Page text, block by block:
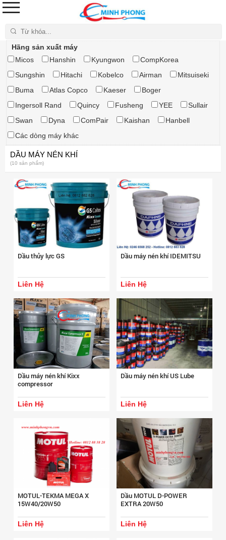
Tìm kiếm
Hãng sản xuất máy
Micos
Hanshin Kyungwon
CompKorea
Sungshin
Hitachi Kobelco Airman
Mitsuiseki
Buma
Atlas Copco Kaeser
Boger
Ingersoll Rand
Quincy Fusheng YEE
Sullair
Swan
Dyna ComPair Kaishan
Hanbell
Các dòng máy khác
DẦU MÁY NÉN KHÍ
(10 sản phẩm)
Dầu thủy lực GS
Liên Hệ
Dầu máy nén khí IDEMITSU
Liên Hệ
Dầu máy nén khí Kixx
compressor
Liên Hệ
Dầu máy nén khí US Lube
Liên Hệ
MOTUL-TEKMA MEGA X
15W40/20W50
Liên Hệ
Dầu MOTUL D-POWER
EXTRA 20W50
Liên Hệ